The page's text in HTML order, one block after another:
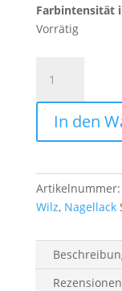
Farbintensität
Vorrätig
Wilz
Mini
Nail
Lacquer
101
–
Skyline
ml)
In den
Artikelnummer:
Wilz, Nagellack